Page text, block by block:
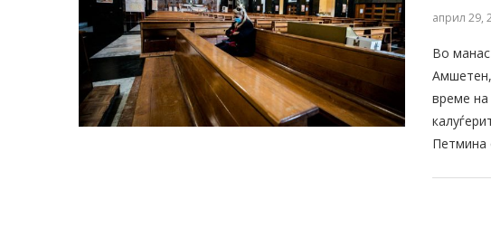
април 29,
Во
Амшетен,
време на
Петмина